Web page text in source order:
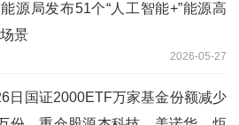
源局发布51个“人工智能+”能源高
景
2026-05-27
日国证2000ETF万家基金份额减少